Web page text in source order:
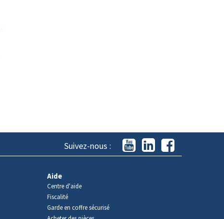
Suivez-nous :
Aide
Centre d'aide
Fiscalité
Garde en coffre sécurisé